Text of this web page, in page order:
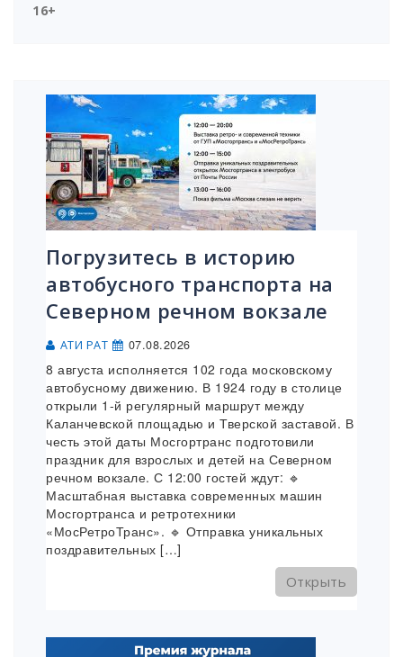
16+
Погрузитесь в историю
автобусного транспорта на
Северном речном вокзале
АТИ РАТ 07.08.2026
8 августа исполняется 102 года московскому
автобусному движению. В 1924 году в столице
открыли 1-й регулярный маршрут между
Каланчевской площадью и Тверской заставой. В
честь этой даты Мосгортранс подготовили
праздник для взрослых и детей на Северном
речном вокзале. С 12:00 гостей ждут: 🔹
Масштабная выставка современных машин
Мосгортранса и ретротехники
«МосРетроТранс». 🔹 Отправка уникальных
поздравительных […]
Открыть